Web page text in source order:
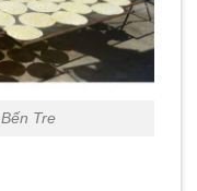
Tre